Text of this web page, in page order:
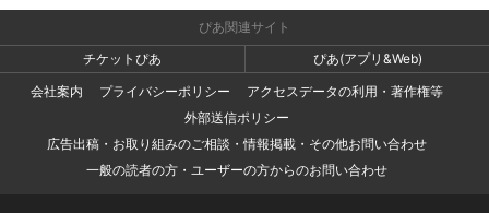
ぴあ関連サイト
チケットぴあ
ぴあ(アプリ&Web)
会社案内
プライバシーポリシー
アクセスデータの利用・著作権等
外部送信ポリシー
広告出稿・お取り組みのご相談・情報掲載・その他お問い合わせ
一般の読者の方・ユーザーの方からのお問い合わせ